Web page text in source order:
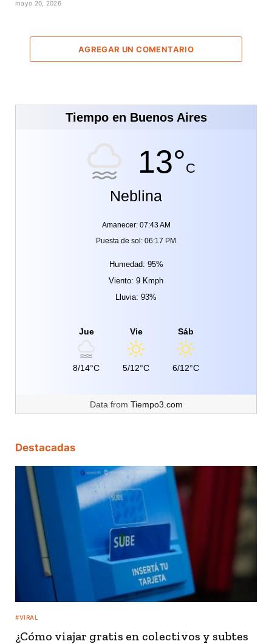
mayo 20, 2026
AGREGAR UN COMENTARIO
Tiempo en Buenos Aires
13°C
Neblina
Amanecer: 07:43 AM
Puesta de sol: 06:17 PM
Humedad: 95%
Viento: 9 Kmph
Lluvia: 93%
Jue
8/14°C
Vie
5/12°C
Sáb
6/12°C
Data from Tiempo3.com
Destacadas
#VIRAL
¿Cómo viajar gratis en colectivos y subtes